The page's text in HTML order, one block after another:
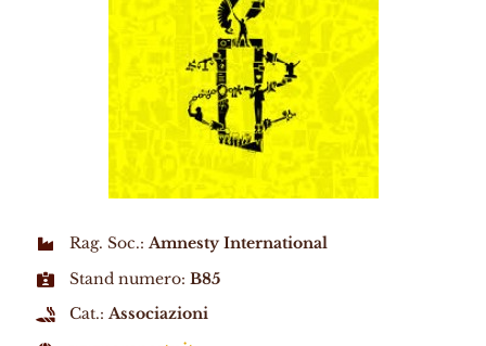
Rag. Soc.:Amnesty International
Stand numero: B85
Cat.:Associazioni